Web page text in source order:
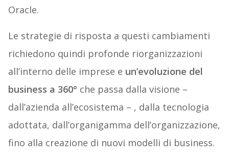
Oracle.
Le strategie di risposta a questi cambiamenti
richiedono quindi profonde riorganizzazioni
all’interno delle imprese e un’evoluzione del
business a 360° che passa dalla visione –
dall’azienda all’ecosistema – , dalla tecnologia
adottata, dall’organigamma dell’organizzazione,
fino alla creazione di nuovi modelli di business.